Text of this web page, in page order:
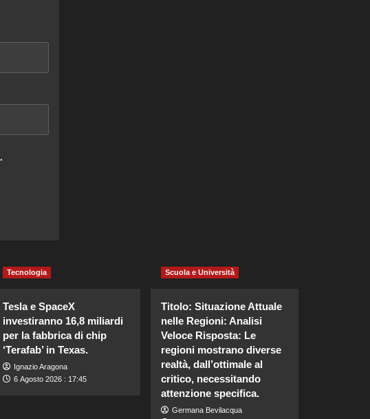
Tecnologia
Tesla e SpaceX
investiranno 16,8 miliardi
per la fabbrica di chip
‘Terafab’ in Texas.
Ignazio Aragona
6 Agosto 2026 : 17:45
Scuola e Università
Titolo: Situazione Attuale
nelle Regioni: Analisi
Veloce Risposta: Le
regioni mostrano diverse
realtà, dall’ottimale al
critico, necessitando
attenzione specifica.
Germana Bevilacqua